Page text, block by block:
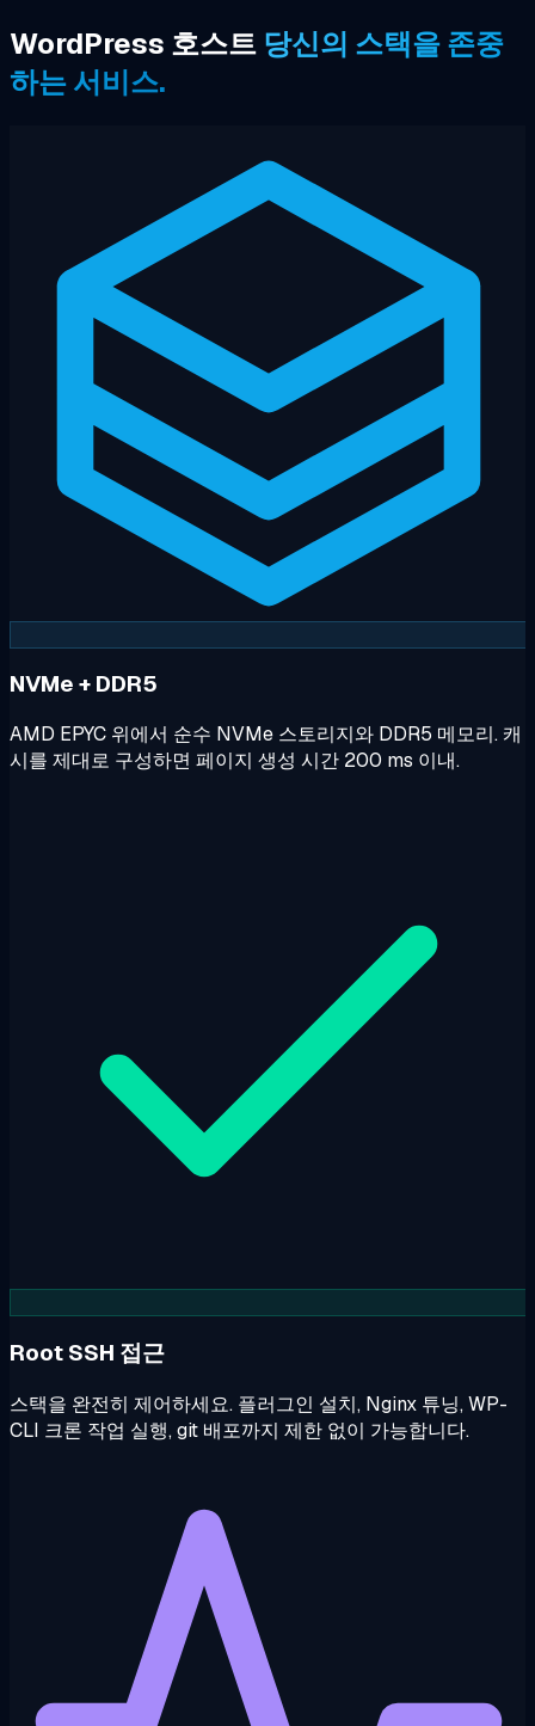
WordPress 호스트 당신의 스택을 존중
하는 서비스.
NVMe + DDR5
AMD EPYC 위에서 순수 NVMe 스토리지와 DDR5 메모리. 캐
시를 제대로 구성하면 페이지 생성 시간 200 ms 이내.
Root SSH 접근
스택을 완전히 제어하세요. 플러그인 설치, Nginx 튜닝, WP-
CLI 크론 작업 실행, git 배포까지 제한 없이 가능합니다.